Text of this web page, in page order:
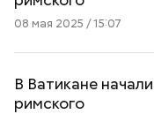
08 мая 2025 / 15:07
В Ватикане
римского